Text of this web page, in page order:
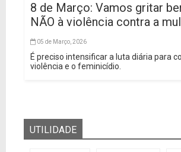
8 de Março: Vamos gritar
NÃO à violência contra a
05 de Março, 2026
É preciso intensificar a luta diária para
violência e o feminicídio.
UTILIDADE